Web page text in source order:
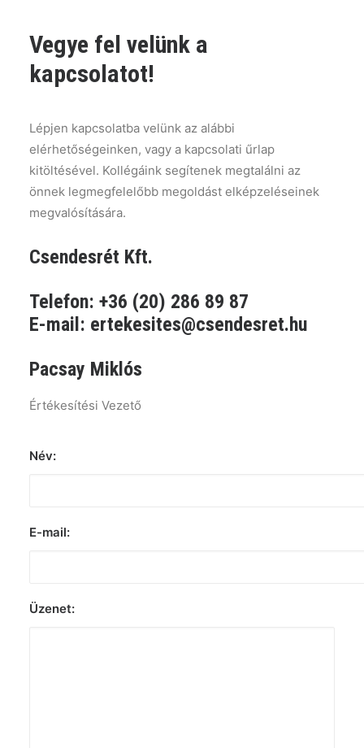
Vegye fel velünk a
kapcsolatot!
Lépjen kapcsolatba velünk az alábbi
elérhetőségeinken, vagy a kapcsolati űrlap
kitöltésével. Kollégáink segítenek megtalálni az
önnek legmegfelelőbb megoldást elképzeléseinek
megvalósítására.
Csendesrét Kft.
Telefon: +36 (20) 286 89 87
E-mail: ertekesites@csendesret.hu
Pacsay Miklós
Értékesítési Vezető
Név:
E-mail:
Üzenet: